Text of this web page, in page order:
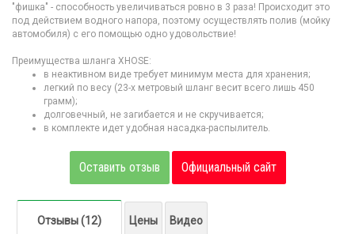
"фишка" - способность увеличиваться ровно в 3 раза! Происходит это
под действием водного напора, поэтому осуществлять полив (мойку
автомобиля) с его помощью одно удовольствие!
Преимущества шланга XHOSE:
в неактивном виде требует минимум места для хранения;
легкий по весу (23-х метровый шланг весит всего лишь 450
грамм);
долговечный, не загибается и не скручивается;
в комплекте идет удобная насадка-распылитель.
Оставить отзыв Официальный сайт
Отзывы (12) Цены Видео